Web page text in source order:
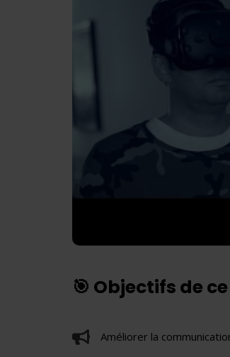
🎯 Objectifs de
Améliorer la